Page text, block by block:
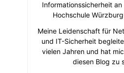
Informationssicherheit
Hochschule
Meine Leidenschaft für
und IT-Sicherheit
vielen Jahren und hat
diesen Blog zu